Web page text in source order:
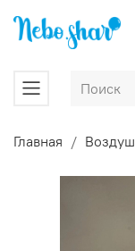
Главная